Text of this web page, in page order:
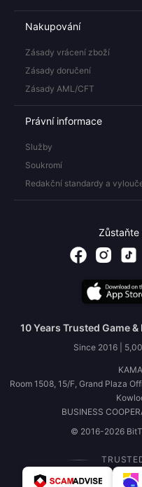
Nakupování
Zásady vrácení zboží
Zásady doručení
Zásady AML/CFT
Právní informace
Služby
Soukromí
Redakční standardy a
Zůstaňte
10 Years Trusted Game
Since 2016 |
Room 1508, 15/F, Grand Plaza
BUSINESS
© 2016-2026